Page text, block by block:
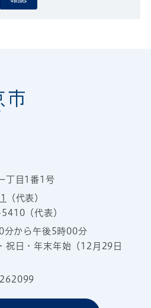
丁目1番1号
（代表）
（代表）
分から午後5時00分
祝日・年末年始（12月29日